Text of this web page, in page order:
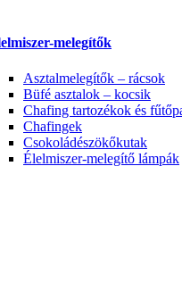
melegítők
Asztalmelegítők – rácsok
Büfé asztalok – kocsik
Chafing tartozékok és
Chafingek
Csokoládészökőkutak
Élelmiszer-melegítő lámpák